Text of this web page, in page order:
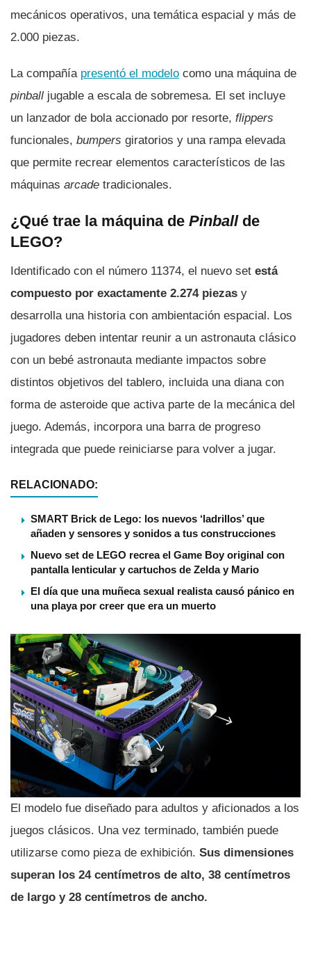
mecánicos operativos, una temática espacial y más de
2.000 piezas.
La compañía presentó el modelo como una máquina de
pinball jugable a escala de sobremesa. El set incluye
un lanzador de bola accionado por resorte, flippers
funcionales, bumpers giratorios y una rampa elevada
que permite recrear elementos característicos de las
máquinas arcade tradicionales.
¿Qué trae la máquina de Pinballde
LEGO?
Identificado con el número 11374, el nuevo set está
compuesto por exactamente 2.274 piezas y
desarrolla una historia con ambientación espacial. Los
jugadores deben intentar reunir a un astronauta clásico
con un bebé astronauta mediante impactos sobre
distintos objetivos del tablero, incluida una diana con
forma de asteroide que activa parte de la mecánica del
juego. Además, incorpora una barra de progreso
integrada que puede reiniciarse para volver a jugar.
RELACIONADO:
SMART Brick de Lego: los nuevos ‘ladrillos’ que
añaden y sensores y sonidos a tus construcciones
Nuevo set de LEGO recrea el Game Boy original con
pantalla lenticular y cartuchos de Zelda y Mario
El día que una muñeca sexual realista causó pánico en
una playa por creer que era un muerto
El modelo fue diseñado para adultos y aficionados a los
juegos clásicos. Una vez terminado, también puede
utilizarse como pieza de exhibición. Sus dimensiones
superan los 24 centímetros de alto, 38 centímetros
de largo y 28 centímetros de ancho.